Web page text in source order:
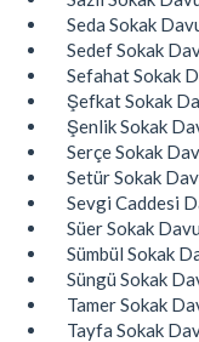
Seda Sokak
Sedef Sokak
Sefahat Sokak
Şefkat Sokak
Şenlik Sokak
Serçe Sokak
Setür Sokak
Sevgi Caddesi
Süer Sokak
Sümbül Sokak
Süngü Sokak
Tamer Sokak
Tayfa Sokak